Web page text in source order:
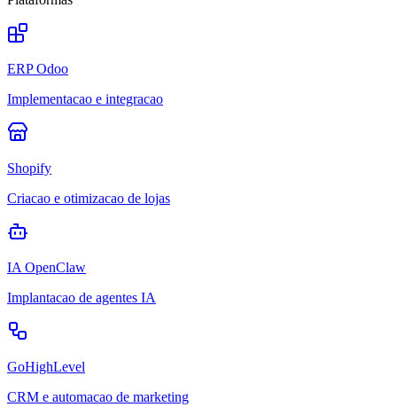
ERP Odoo
Implementacao e integracao
Shopify
Criacao e otimizacao de lojas
IA OpenClaw
Implantacao de agentes IA
GoHighLevel
CRM e automacao de marketing